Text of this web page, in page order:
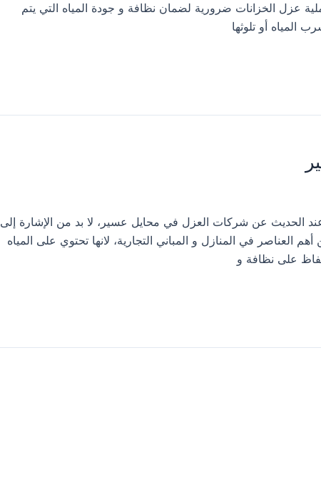
عزل الخزانات ضرورية لضمان نظافة و جودة المياه التي يتم
المياه أو تلوثها
خزانات المياه بمحايل عسير 0533413281 لان عند الحديث عن شركات العزل في محايل عسير، لا بد من الإشارة إلى
في المنازل و المباني التجارية، لانها تحتوي على المياه
على نظافة و